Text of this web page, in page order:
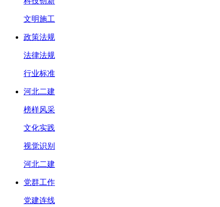
文明施工
政策法规
法律法规
行业标准
河北二建
榜样风采
文化实践
视觉识别
河北二建
党群工作
党建连线